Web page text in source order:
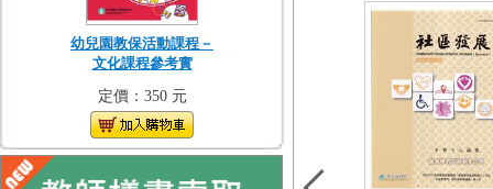
幼兒園教保活動課程－
文化課程參考實
定價：350 元